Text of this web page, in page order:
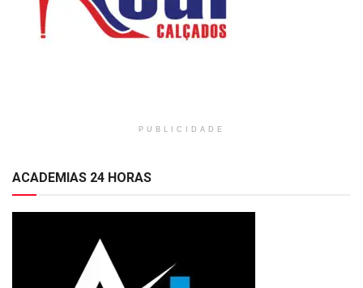
PUBLICIDADE
ACADEMIAS 24 HORAS